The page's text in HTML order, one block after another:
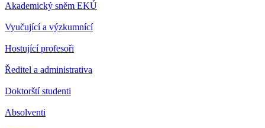
Akademický sněm EKÚ
Vyučující a výzkumnící
Hostující profesoři
Ředitel a administrativa
Doktorští studenti
Absolventi